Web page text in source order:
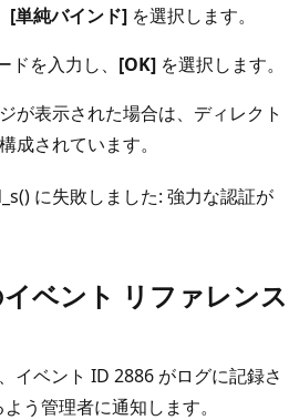
[単純バインド] を選択します。
を入力し、 [OK] を選択します。
が表示された場合は、ディレクト
成されています。
に失敗しました: 強力な認証が
ベント リファレンス
イベント ID 2886 がログに記録さ
う管理者に通知します。